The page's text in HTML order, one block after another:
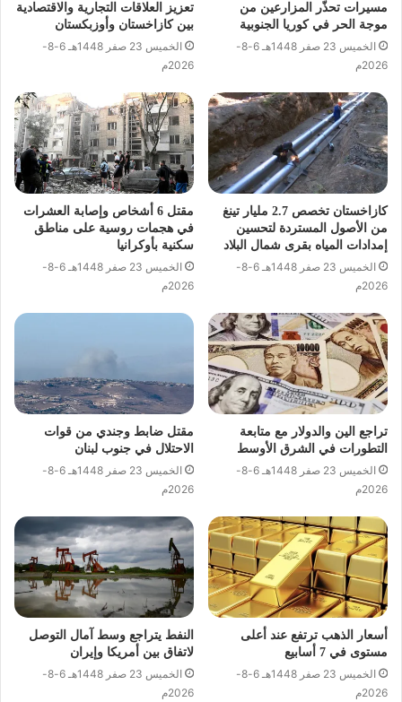
مسيرات تحذّر المزارعين من
موجة الحر في كوريا الجنوبية
الخميس 23 صفر 1448هـ 6-8-
2026م
تعزيز العلاقات التجارية والاقتصادية
بين كازاخستان وأوزبكستان
الخميس 23 صفر 1448هـ 6-8-
2026م
كازاخستان تخصص 2.7 مليار تينغ
من الأصول المستردة لتحسين
إمدادات المياه بقرى شمال البلاد
الخميس 23 صفر 1448هـ 6-8-
2026م
مقتل 6 أشخاص وإصابة العشرات
في هجمات روسية على مناطق
سكنية بأوكرانيا
الخميس 23 صفر 1448هـ 6-8-
2026م
تراجع الين والدولار مع متابعة
التطورات في الشرق الأوسط
الخميس 23 صفر 1448هـ 6-8-
2026م
مقتل ضابط وجندي من قوات
الاحتلال في جنوب لبنان
الخميس 23 صفر 1448هـ 6-8-
2026م
أسعار الذهب ترتفع عند أعلى
مستوى في 7 أسابيع
الخميس 23 صفر 1448هـ 6-8-
2026م
النفط يتراجع وسط آمال التوصل
لاتفاق بين أمريكا وإيران
الخميس 23 صفر 1448هـ 6-8-
2026م